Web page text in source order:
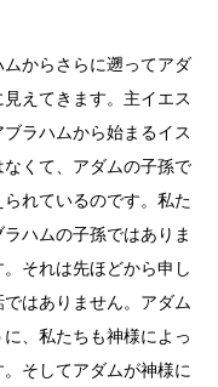
からさらに遡ってアダ
えてきます。主イエス
ラハムから始まるイス
くて、アダムの子孫で
れているのです。私た
ハムの子孫ではありま
それは先ほどから申し
はありません。アダム
、私たちも神様によっ
そしてアダムが神様に